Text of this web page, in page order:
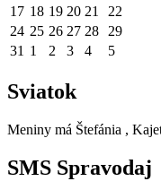
17 18 19 20 21 22
24 25 26 27 28 29
31 1 2 3 4 5
Sviatok
Meniny má Štefánia ,
SMS Spravodaj